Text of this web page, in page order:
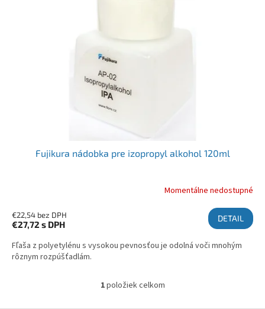
Fujikura nádobka pre izopropyl alkohol 120ml
Momentálne nedostupné
€22,54 bez DPH
€27,72 s DPH
DETAIL
Fľaša z polyetylénu s vysokou pevnosťou je odolná voči mnohým
rôznym rozpúšťadlám.
Ovládacie prvky výpisu
1položiek celkom